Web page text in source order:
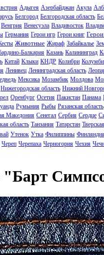
Адыгея Азербайджан Акула
Белгород Белгородская область
Венгрия Венесуэла Владивосток
Германия Герои игр Герои книг
Животные Жираф Забайкалье
Балкария Казань Калининград
Китай Клыки КНДР Колибри
Ленивец Ленинградская область
Мексика Мозамбик Молдова
Нижегородская область Нижний
Оренбург Осетия Пакистан Панама
Румыния Рыбы Рязанская область
Македония Сенегал Сербия Сердце
область Танзания Татарстан
Утенок Утка Филиппины
Череп Черепаха Черногория Чехия